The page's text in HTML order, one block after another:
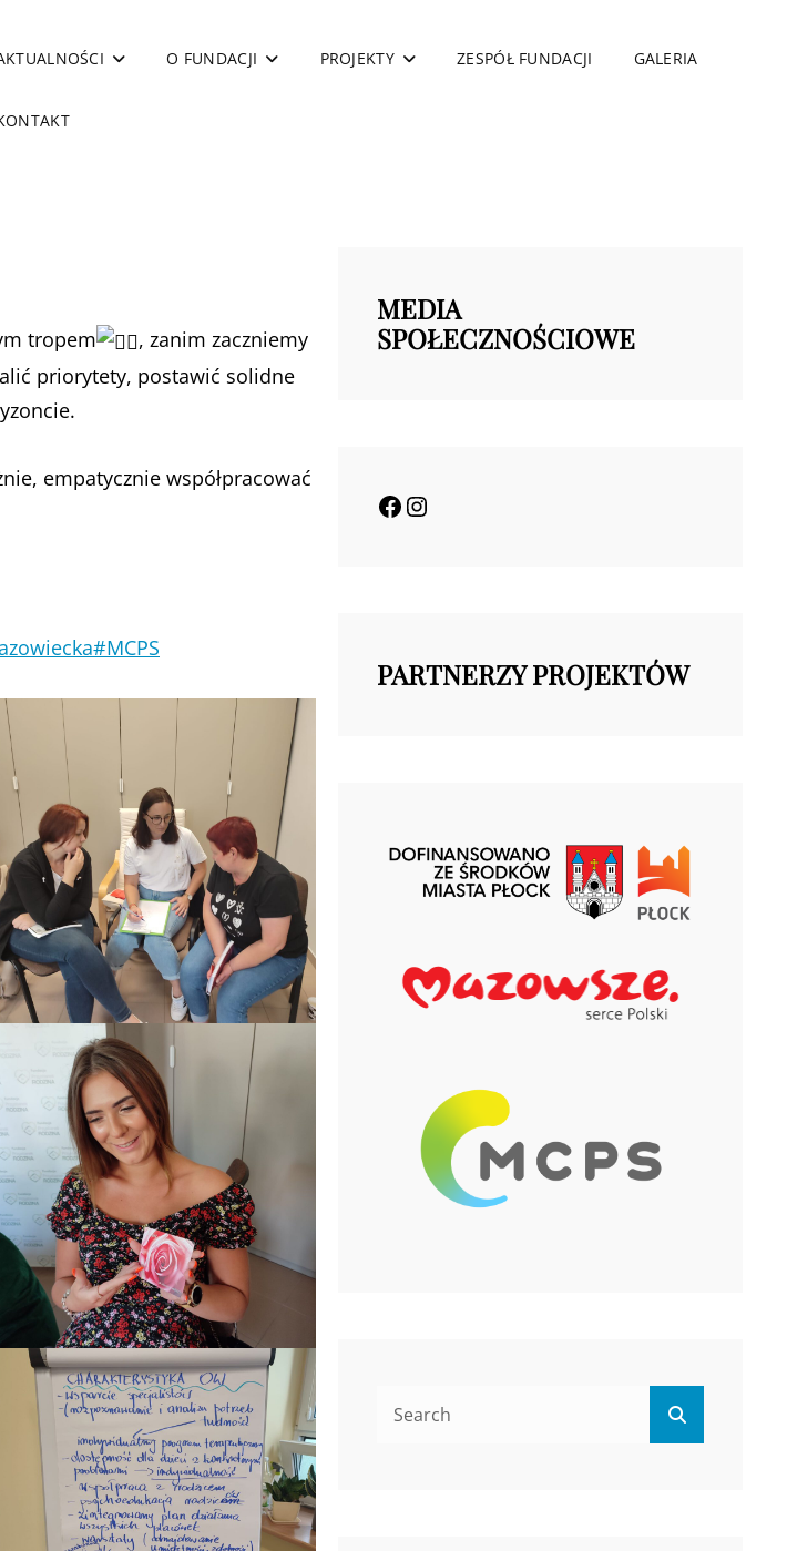
O FUNDACJI PROJEKTY ZESPÓŁ FUNDACJI GALERIA
tropem
, zanim zaczniemy
priorytety, postawić solidne
empatycznie współpracować
#MCPS
MEDIA
SPOŁECZNOŚCIOWE
Facebook
Instagram
PARTNERZY PROJEKTÓW